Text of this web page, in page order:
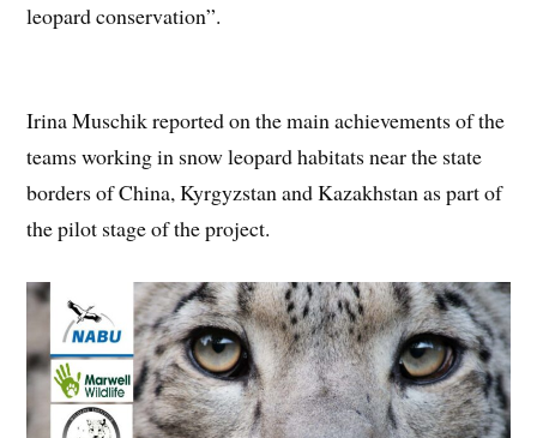
leopard conservation”.
Irina Muschik reported on the main achievements of the
teams working in snow leopard habitats near the state
borders of China, Kyrgyzstan and Kazakhstan as part of
the pilot stage of the project.